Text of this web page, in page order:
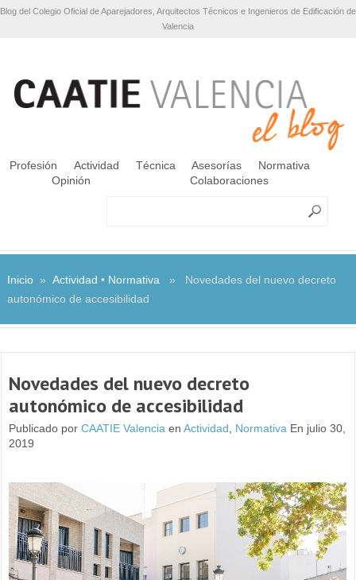
Blog del Colegio Oficial de Aparejadores, Arquitectos Técnicos e Ingenieros de Edificación de
Valencia
Profesión Actividad Técnica Asesorías
Normativa
Opinión
Colaboraciones
Inicio» Actividad • Normativa » Novedades del nuevo decreto
autonómico de accesibilidad
Novedades del nuevo decreto
autonómico de accesibilidad
Publicado porCAATIE Valencia enActividad Normativa En julio 30,
2019